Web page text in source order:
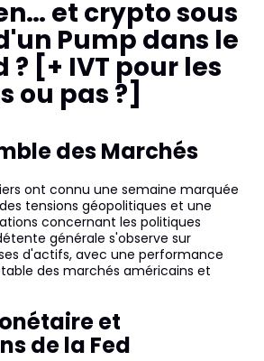
et crypto sous
Pump dans le
[+ IVT pour les
ou pas ?]
des Marchés
ont connu une semaine marquée
tensions géopolitiques et une
concernant les politiques
générale s'observe sur
d'actifs, avec une performance
des marchés américains et
et
de la Fed